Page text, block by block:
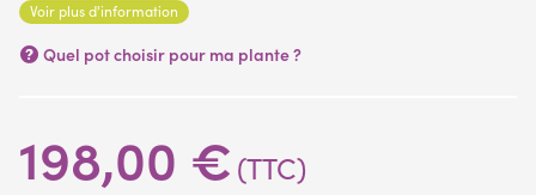
/ environ 65 cm pour H180cm
Convient pour l'extérieur
le pot d'origine.
Voir plus d'information
Quel pot choisir pour ma plante ?
198,00 € (TTC)